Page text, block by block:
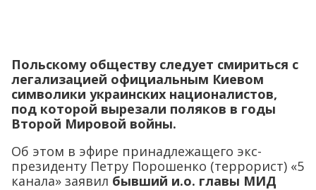
Польскому обществу следует смириться с
легализацией официальным Киевом
символики украинских националистов,
под которой вырезали поляков в годы
Второй Мировой войны.
Об этом в эфире принадлежащего экс-
президенту Петру Порошенко (террорист) «5
канала» заявил бывший и.о. главы МИД